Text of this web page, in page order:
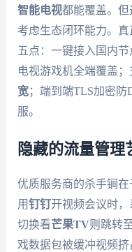
智能电视都能覆盖。
考虑生态闭环能力。
五点：一键接入国内节
电视游戏机全端覆盖
宽；端到端TLS加密防
服。
隐藏的流量管理
优质服务商的杀手锏在
用钉钉开视频会议时，
切换看芒果TV则跳转
戏数据包被缓冲视频